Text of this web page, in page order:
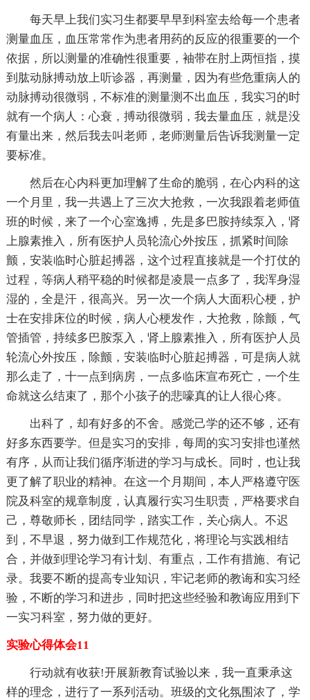
每天早上我们实习生都要早早到科室去给每一个患者
测量血压，血压常常作为患者用药的反应的很重要的一个
依据，所以测量的准确性很重要，袖带在肘上两恒指，摸
到肱动脉搏动放上听诊器，再测量，因为有些危重病人的
动脉搏动很微弱，不标准的测量测不出血压，我实习的时
就有一个病人：心衰，搏动很微弱，我去量血压，就是没
有量出来，然后我去叫老师，老师测量后告诉我测量一定
要标准。
然后在心内科更加理解了生命的脆弱，在心内科的这
一个月里，我一共遇上了三次大抢救，一次我跟着老师值
班的时候，来了一个心室逸搏，先是多巴胺持续泵入，肾
上腺素推入，所有医护人员轮流心外按压，抓紧时间除
颤，安装临时心脏起搏器，这个过程直接就是一个打仗的
过程，等病人稍平稳的时候都是凌晨一点多了，我浑身湿
湿的，全是汗，很高兴。另一次一个病人大面积心梗，护
士在安排床位的时候，病人心梗发作，大抢救，除颤，气
管插管，持续多巴胺泵入，肾上腺素推入，所有医护人员
轮流心外按压，除颤，安装临时心脏起搏器，可是病人就
那么走了，十一点到病房，一点多临床宣布死亡，一个生
命就这么结束了，那个小孩子的悲嚎真的让人很心疼。
出科了，却有好多的不舍。感觉己学的还不够，还有
好多东西要学。但是实习的安排，每周的实习安排也谨然
有序，从而让我们循序渐进的学习与成长。同时，也让我
更了解了职业的精神。在这一个月期间，本人严格遵守医
院及科室的规章制度，认真履行实习生职责，严格要求自
己，尊敬师长，团结同学，踏实工作，关心病人。不迟
到，不早退，努力做到工作规范化，将理论与实践相结
合，并做到理论学习有计划、有重点，工作有措施、有记
录。我要不断的提高专业知识，牢记老师的教诲和实习经
验，不断的学习和进步，同时把这些经验和教诲应用到下
一实习科室，努力做的更好。
实验心得体会11
行动就有收获!开展新教育试验以来，我一直秉承这
样的理念，进行了一系列活动。班级的文化氛围浓了，学